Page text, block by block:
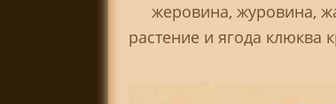
жеровина, журовина,
растение и ягода клюква